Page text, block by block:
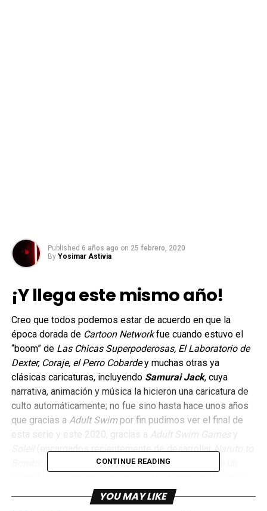
Published 6 años ago on 25 febrero, 2020
By Yosimar Astivia
¡Y llega este mismo año!
Creo que todos podemos estar de acuerdo en que la
época dorada de Cartoon Networkfue cuando estuvo el
“boom” de Las Chicas Superpoderosas, El Laboratorio de
Dexter, Coraje, el Perro Cobardey muchas otras ya
clásicas caricaturas, incluyendo Samurai Jack, cuya
narrativa, animación y música la hicieron una caricatura de
culto automáticamente; no fue sino hasta hace unos años
que gracias a Adult Swimpor fin pudimos ver el final de
esta serie y este 2020, gracias a Adult Swim Games y
Boruto: Shinobi Striker), vamos a poder disfrutar de un
tráiler que a continuación les dejamos.
CONTINUE READING
YOU MAY LIKE